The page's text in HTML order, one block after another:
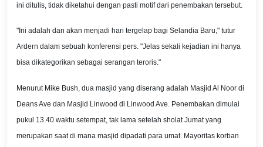
ini ditulis, tidak diketahui dengan pasti motif dari penembakan tersebut.
"Ini adalah dan akan menjadi hari tergelap bagi Selandia Baru," tutur
Ardern dalam sebuah konferensi pers. "Jelas sekali kejadian ini hanya
bisa dikategorikan sebagai serangan teroris."
Menurut Mike Bush, dua masjid yang diserang adalah Masjid Al Noor di
Deans Ave dan Masjid Linwood di Linwood Ave. Penembakan dimulai
pukul 13.40 waktu setempat, tak lama setelah sholat Jumat yang
merupakan saat di mana masjid dipadati para umat. Mayoritas korban